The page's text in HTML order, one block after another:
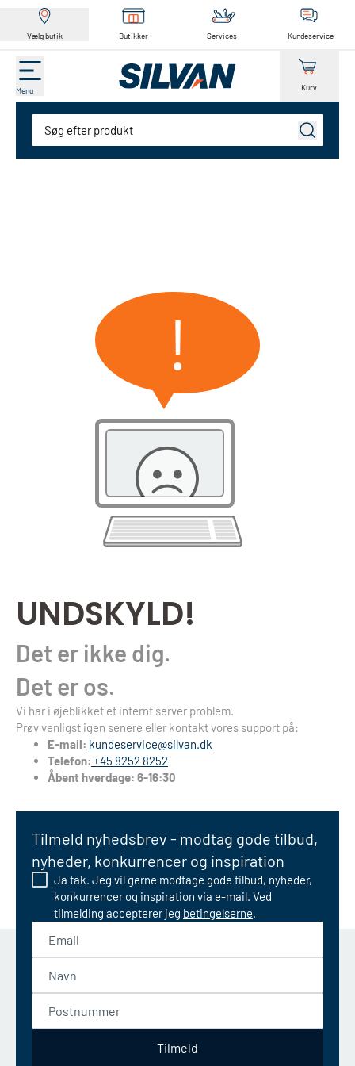
Vælg butik Butikker Services Kundeservice
Menu Kurv
Søg
UNDSKYLD!
Det er ikke dig.
Det er os.
Vi har i øjeblikket et internt server problem.
Prøv venligst igen senere eller kontakt vores support på:
E-mail: kundeservice@silvan.dk
Telefon: +45 8252 8252
Åbent hverdage: 6-16:30
!
Tilmeld nyhedsbrev - modtag gode tilbud,
nyheder, konkurrencer og inspiration
Ja tak. Jeg vil gerne modtage gode tilbud, nyheder,
konkurrencer og inspiration via e-mail. Ved
tilmelding accepterer jeg betingelserne.
Tilmeld